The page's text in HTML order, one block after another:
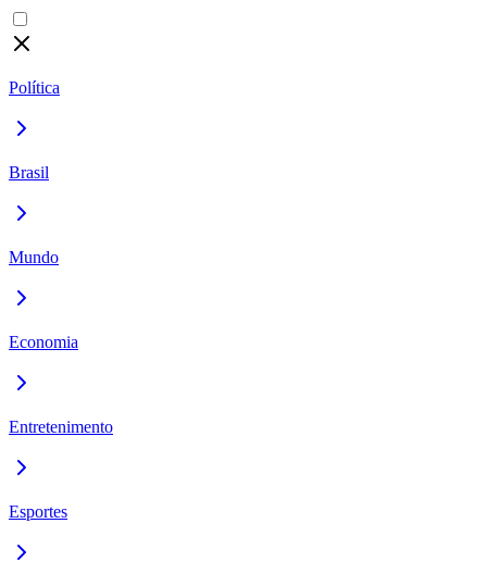
Política
Brasil
Mundo
Economia
Entretenimento
Esportes